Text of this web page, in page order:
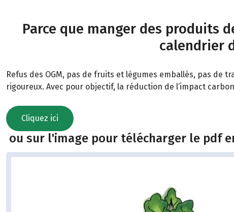
Parce que manger des produits
calendrier
Refus des OGM, pas de fruits et légumes emballés, pas
rigoureux. Avec pour objectif, la réduction de l’impact
Cliquez ici
ou sur l'image pour télécharger le pdf